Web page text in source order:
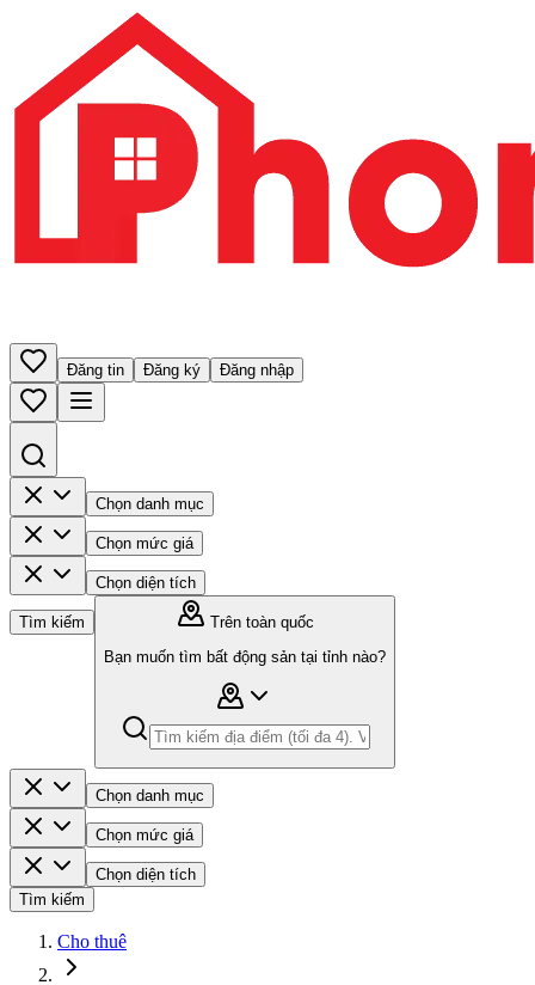
Đăng tin Đăng ký Đăng nhập
Chọn danh mục
Chọn mức giá
Chọn diện tích
Tìm kiếm
Trên toàn quốc
Bạn muốn tìm bất động sản tại tỉnh nào?
Chọn danh mục
Chọn mức giá
Chọn diện tích
Tìm kiếm
Cho thuê